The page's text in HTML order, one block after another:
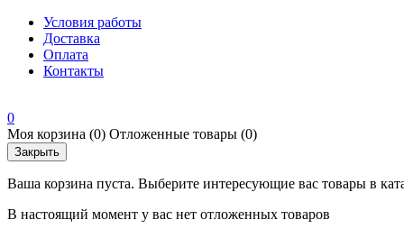
Условия работы
Доставка
Оплата
Контакты
0
Моя корзина (0) Отложенные товары (0)
Закрыть
Ваша корзина пуста. Выберите интересующие вас товары в
В настоящий момент у вас нет отложенных товаров